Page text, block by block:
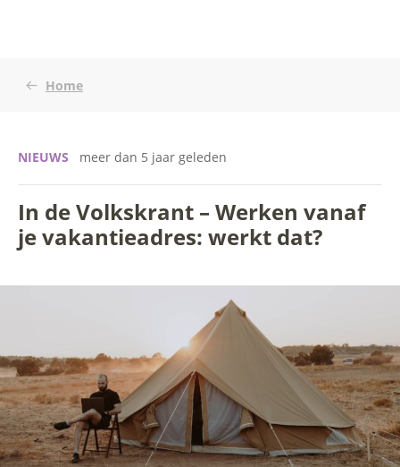
Home
NIEUWS meer dan 5 jaar geleden
In de Volkskrant – Werken vanaf
je vakantieadres: werkt dat?